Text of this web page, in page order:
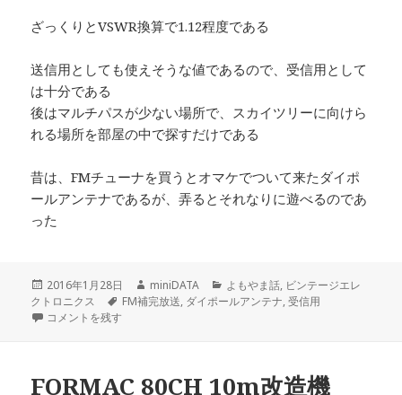
ざっくりとVSWR換算で1.12程度である
送信用としても使えそうな値であるので、受信用として
は十分である
後はマルチパスが少ない場所で、スカイツリーに向けら
れる場所を部屋の中で探すだけである
昔は、FMチューナを買うとオマケでついて来たダイポ
ールアンテナであるが、弄るとそれなりに遊べるのであ
った
投
稿
日:
2016年1月28日
作
成
miniDATA
カ
テ
よもやま話, ビンテージエレ
クトロニクス
タ
FM補完放送, ダイポールアンテナ,受信用
FM受信用ダイポールアンテナのSWRを測ってみた に
コメントを残す
FORMAC 80CH 10m改造機